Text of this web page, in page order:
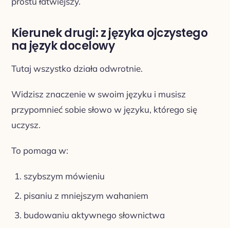
Kierunek drugi: z języka ojczystego
na język docelowy
Tutaj wszystko działa odwrotnie.
Widzisz znaczenie w swoim języku i musisz
przypomnieć sobie słowo w języku, którego się
uczysz.
To pomaga w:
szybszym mówieniu
pisaniu z mniejszym wahaniem
budowaniu aktywnego słownictwa